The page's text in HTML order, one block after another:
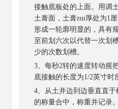
接触底板处的上面。用调
土膏面，土膏zui厚处为1
形成一轮廓明显的，具有
至前划六次以代替一次划
少的次数划槽。
3、每秒2转的速度转动摇
底接触的长度为1/2英寸时
4、从土并边到边垂直直
的称量合中，称重并记录